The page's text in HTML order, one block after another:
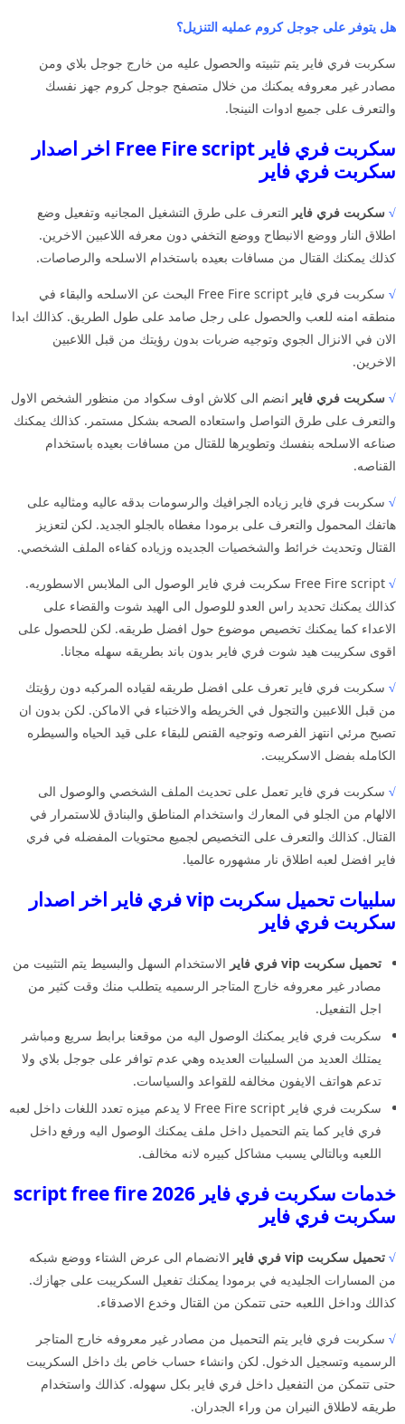
هل يتوفر على جوجل كروم عمليه التنزيل؟
سكربت فري فاير يتم تثبيته والحصول عليه من خارج جوجل بلاي ومن
مصادر غير معروفه يمكنك من خلال متصفح جوجل كروم جهز نفسك
والتعرف على جميع ادوات النينجا.
سكربت فري فاير Free Fire script اخر اصدار
سكربت فري فاير
√ سكربت فري فاير التعرف على طرق التشغيل المجانيه وتفعيل وضع
اطلاق النار ووضع الانبطاح ووضع التخفي دون معرفه اللاعبين الاخرين.
كذلك يمكنك القتال من مسافات بعيده باستخدام الاسلحه والرصاصات.
√
سكربت فري فاير Free Fire script البحث عن الاسلحه والبقاء في
منطقه امنه للعب والحصول على رجل صامد على طول الطريق. كذالك ابدا
الان في الانزال الجوي وتوجيه ضربات بدون رؤيتك من قبل اللاعبين
الاخرين.
√ سكربت فري فاير انضم الى كلاش اوف سكواد من منظور الشخص الاول
والتعرف على طرق التواصل واستعاده الصحه بشكل مستمر. كذالك يمكنك
صناعه الاسلحه بنفسك وتطويرها للقتال من مسافات بعيده باستخدام
القناصه.
√ سكربت فري فاير زياده الجرافيك والرسومات بدقه عاليه ومثاليه على
هاتفك المحمول والتعرف على برمودا مغطاه بالجلو الجديد. لكن لتعزيز
القتال وتحديث خرائط والشخصيات الجديده وزياده كفاءه الملف الشخصي.
√
Free Fire script سكربت فري فاير الوصول الى الملابس الاسطوريه.
كذالك يمكنك تحديد راس العدو للوصول الى الهيد شوت والقضاء على
الاعداء كما يمكنك تخصيص موضوع حول افضل طريقه. لكن للحصول على
اقوى سكريبت هيد شوت فري فاير بدون باند بطريقه سهله مجانا.
√ سكربت فري فاير تعرف على افضل طريقه لقياده المركبه دون رؤيتك
من قبل اللاعبين والتجول في الخريطه والاختباء في الاماكن. لكن بدون ان
تصبح مرئي انتهز الفرصه وتوجيه القنص للبقاء على قيد الحياه والسيطره
الكامله بفضل الاسكريبت.
√ سكربت فري فاير تعمل على تحديث الملف الشخصي والوصول الى
الالهام من الجلو في المعارك واستخدام المناطق والبنادق للاستمرار في
القتال. كذالك والتعرف على التخصيص لجميع محتويات المفضله في فري
فاير افضل لعبه اطلاق نار مشهوره عالميا.
سلبيات تحميل سكربت vip فري فاير اخر اصدار
سكربت فري فاير
تحميل سكربت vip فري فاير
الاستخدام السهل والبسيط يتم التثبيت من
مصادر غير معروفه خارج المتاجر الرسميه يتطلب منك وقت كثير من
اجل التفعيل.
سكربت فري فاير يمكنك الوصول اليه من موقعنا برابط سريع ومباشر
يمتلك العديد من السلبيات العديده وهي عدم توافر على جوجل بلاي ولا
تدعم هواتف الايفون مخالفه للقواعد والسياسات.
سكربت فري فاير Free Fire script لا يدعم ميزه تعدد اللغات داخل لعبه
فري فاير كما يتم التحميل داخل ملف يمكنك الوصول اليه ورفع داخل
اللعبه وبالتالي يسبب مشاكل كبيره لانه مخالف.
خدمات سكربت فري فاير 2026 script free fire
سكربت فري فاير
√ تحميل سكربت vip فري فاير
الانضمام الى عرض الشتاء ووضع شبكه
من المسارات الجليديه في برمودا يمكنك تفعيل السكريبت على جهازك.
كذالك وداخل اللعبه حتى تتمكن من القتال وخدع الاصدقاء.
√ سكربت فري فاير يتم التحميل من مصادر غير معروفه خارج المتاجر
الرسميه وتسجيل الدخول. لكن وانشاء حساب خاص بك داخل السكريبت
حتى تتمكن من التفعيل داخل فري فاير بكل سهوله. كذالك واستخدام
طريقه لاطلاق النيران من وراء الجدران.